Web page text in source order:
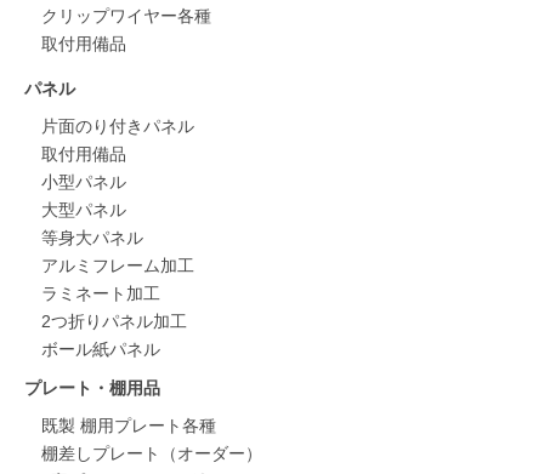
クリップワイヤー各種
取付用備品
パネル
片面のり付きパネル
取付用備品
小型パネル
大型パネル
等身大パネル
アルミフレーム加工
ラミネート加工
2つ折りパネル加工
ボール紙パネル
プレート・棚用品
既製 棚用プレート各種
棚差しプレート（オーダー）